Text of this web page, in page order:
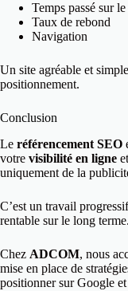
Temps passé sur
Taux de rebond
Navigation
Un site agréable et
positionnement.
Conclusion
Le référencement SEO
votre visibilité en ligne
uniquement de la
C’est un travail
rentable sur le long terme.
Chez ADCOM, nous
mise en place de
positionner sur Google et